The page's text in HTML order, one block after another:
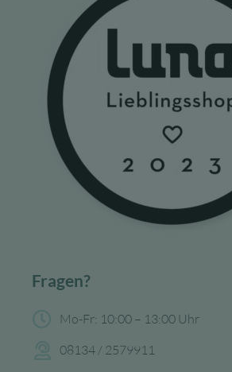
Fragen?
Mo-Fr: 10:00 – 13:00 Uhr
08134 / 2579911